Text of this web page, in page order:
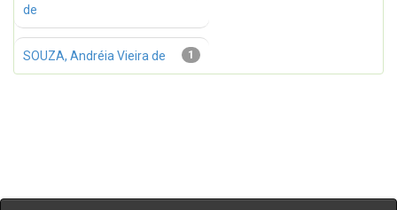
de
1
SOUZA, Andréia Vieira de